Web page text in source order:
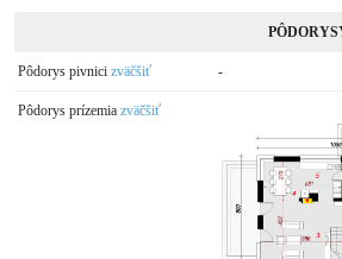
Pôdorys pivnici zväčšiť -
Pôdorys prízemia zväčšiť